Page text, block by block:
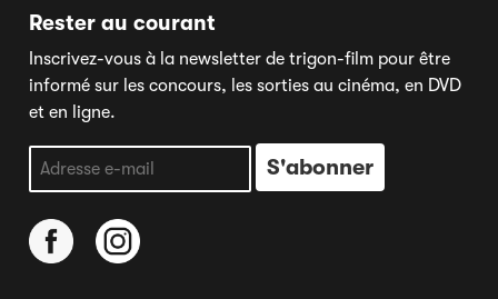
Rester au courant
Inscrivez-vous à la newsletter de trigon-film pour être
informé sur les concours, les sorties au cinéma, en DVD
et en ligne.